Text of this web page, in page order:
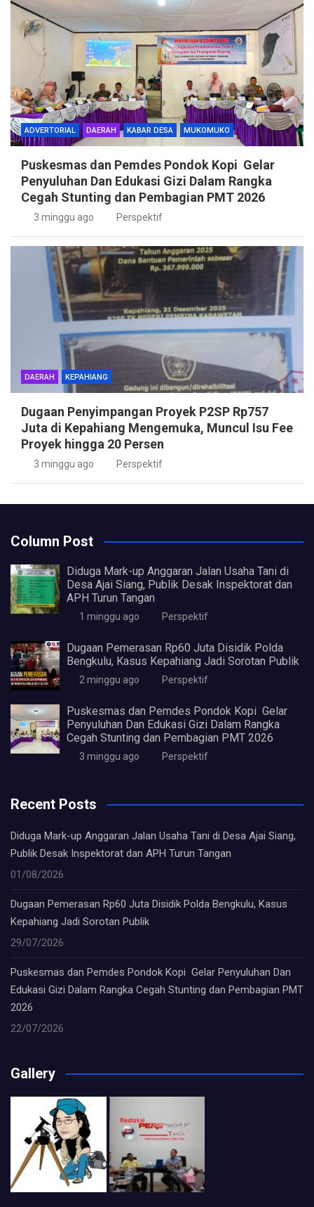
ADVERTORIAL DAERAH KABAR DESA MUKOMUKO
Puskesmas dan Pemdes Pondok Kopi Gelar
Penyuluhan Dan Edukasi Gizi Dalam Rangka
Cegah Stunting dan Pembagian PMT 2026
3 minggu ago Perspektif
DAERAH KEPAHIANG
Dugaan Penyimpangan Proyek P2SP Rp757
Juta di Kepahiang Mengemuka, Muncul Isu Fee
Proyek hingga 20 Persen
3 minggu ago Perspektif
Column Post
Diduga Mark-up Anggaran Jalan Usaha Tani di
Desa Ajai Siang, Publik Desak Inspektorat dan
APH Turun Tangan
1 minggu ago Perspektif
Dugaan Pemerasan Rp60 Juta Disidik Polda
Bengkulu, Kasus Kepahiang Jadi Sorotan Publik
2 minggu ago Perspektif
Puskesmas dan Pemdes Pondok Kopi Gelar
Penyuluhan Dan Edukasi Gizi Dalam Rangka
Cegah Stunting dan Pembagian PMT 2026
3 minggu ago Perspektif
Recent Posts
Diduga Mark-up Anggaran Jalan Usaha Tani di Desa Ajai Siang,
Publik Desak Inspektorat dan APH Turun Tangan
01/08/2026
Dugaan Pemerasan Rp60 Juta Disidik Polda Bengkulu, Kasus
Kepahiang Jadi Sorotan Publik
29/07/2026
Puskesmas dan Pemdes Pondok Kopi Gelar Penyuluhan Dan
Edukasi Gizi Dalam Rangka Cegah Stunting dan Pembagian PMT
2026
22/07/2026
Gallery